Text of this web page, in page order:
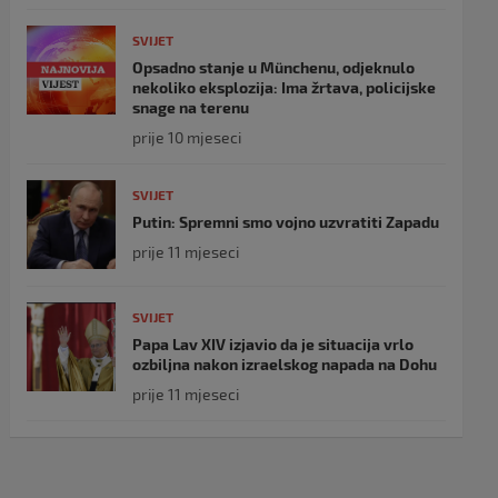
SVIJET
Opsadno stanje u Münchenu, odjeknulo
nekoliko eksplozija: Ima žrtava, policijske
snage na terenu
prije 10 mjeseci
SVIJET
Putin: Spremni smo vojno uzvratiti Zapadu
prije 11 mjeseci
SVIJET
Papa Lav XIV izjavio da je situacija vrlo
ozbiljna nakon izraelskog napada na Dohu
prije 11 mjeseci